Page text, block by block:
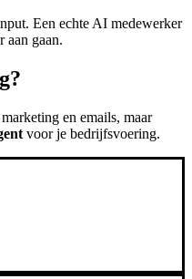
Een echte AI medewerker
aan gaan.
en emails, maar
voor je bedrijfsvoering.